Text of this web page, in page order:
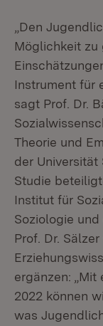
„Den
Möglichkeit zu
Instrument für
sagt Prof. Dr.
Theorie und
der
Studie
Institut für
Soziologie
Prof. Dr.
ergänzen:
2022 können
was